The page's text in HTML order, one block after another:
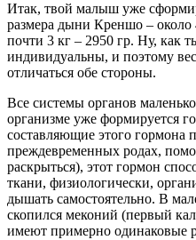
Итак, твой малыш уже
размера дыни Креншо –
почти 3 кг – 2950 гр. Ну, как
индивидуальны, и поэтому
отличаться обе стороны.
Все системы органов
организме уже формируется
составляющие этого гормона
преждевременных родах,
раскрыться), этот гормон
ткани, физиологически,
дышать самостоятельно. В
скопился меконий (первый
имеют примерно одинаковые